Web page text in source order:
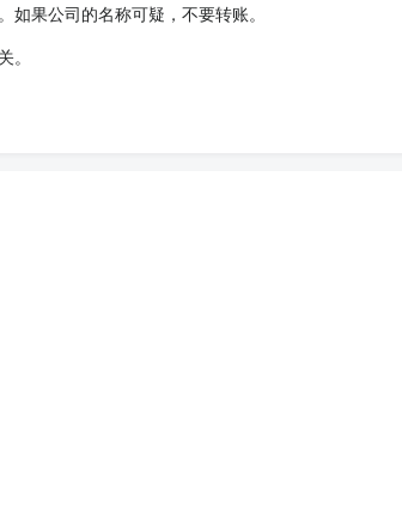
果公司的名称可疑，不要转账。
。